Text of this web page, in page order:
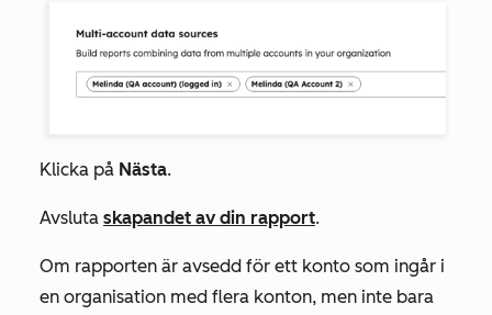
Klicka på Nästa.
Avsluta skapandet av din rapport.
Om rapporten är avsedd för ett konto som ingår i
en organisation med flera konton, men inte bara